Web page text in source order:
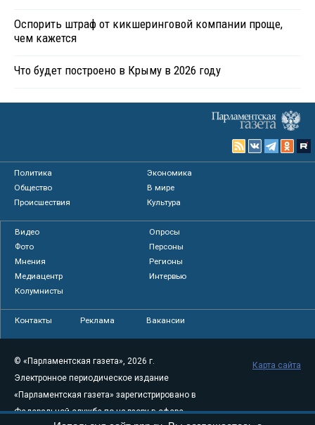
Оспорить штраф от кикшеринговой компании проще,
чем кажется
Что будет построено в Крыму в 2026 году
Политика
Экономика
Общество
В мире
Происшествия
Культура
Видео
Опросы
Фото
Персоны
Мнения
Регионы
Медиацентр
Интервью
Колумнисты
Контакты Реклама Вакансии
© «Парламентская газета», 2026 г.
Электронное периодическое издание
«Парламентская газета» зарегистрировано в
Федеральной службе по надзору в сфере
Карта сайта